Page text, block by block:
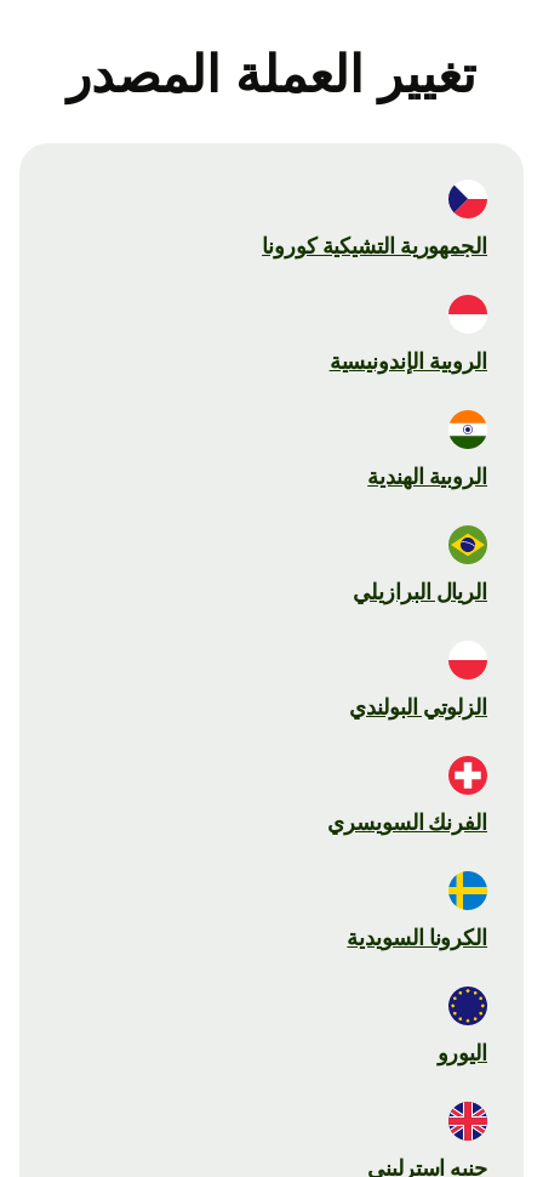
تغيير العملة المصدر
الجمهورية التشيكية كورونا
الروبية الإندونيسية
الروبية الهندية
الريال البرازيلي
الزلوتي البولندي
الفرنك السويسري
الكرونا السويدية
اليورو
جنيه استرليني